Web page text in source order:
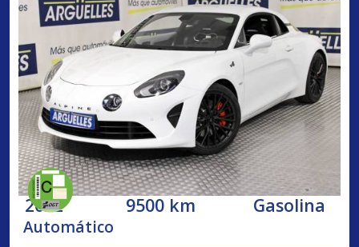
2022 9500 km Gasolina
Automático